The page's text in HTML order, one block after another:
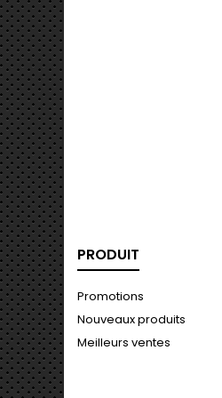
PRODUIT
Promotions
Nouveaux produits
Meilleurs ventes